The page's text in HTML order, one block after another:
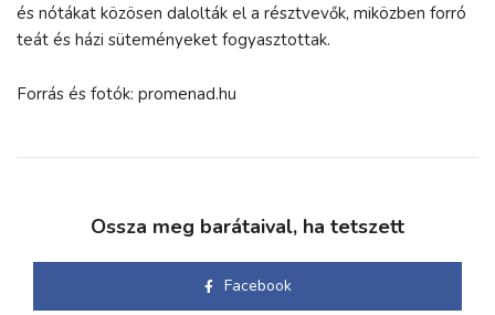
és nótákat közösen dalolták el a résztvevők, miközben forró
teát és házi süteményeket fogyasztottak.
Forrás és fotók: promenad.hu
Ossza meg barátaival, ha tetszett
Facebook